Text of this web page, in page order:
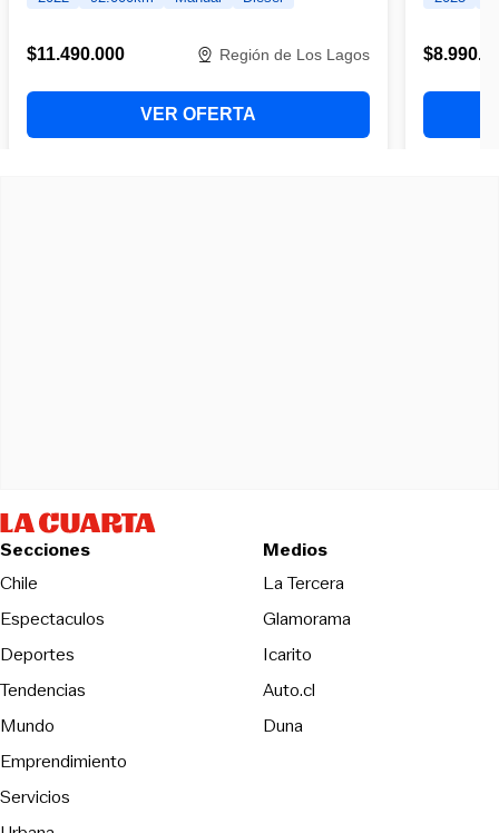
Secciones
Chile
Espectaculos
Deportes
Tendencias
Mundo
Emprendimiento
Servicios
Medios
La TerceraOpens in new
Glamorama
Icarito
Auto.cl
DunaOpens in new window